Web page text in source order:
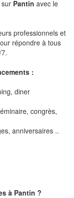
Pantin avec le
professionnels et
répondre à tous
:
diner
congrès,
anniversaires ..
à Pantin ?